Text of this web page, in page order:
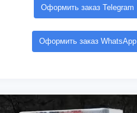
Оформить заказ Telegram
Оформить заказ WhatsApp